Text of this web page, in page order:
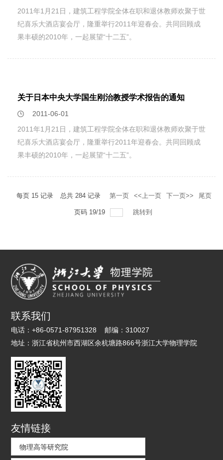
2011年1月21日，建筑工程学院全体在职和退休教师欢聚于世
纪喜乐大酒店宴会厅，隆重举行2011年迎春会。共同回顾成
果丰硕的2010年，一起展望“十二五”。
关于日本中央大学国生刚治教授学术报告的通知
2011-06-01
2011年1月21日，建筑工程学院全体在职和退休教师欢聚于世
纪喜乐大酒店宴会厅，隆重举行2011年迎春会。共同回顾成
果丰硕的2010年，一起展望“十二五”。
每页 15 记录 总共 284 记录 第一页 <<上一页 下一页>> 尾页
页码 19/19 跳转到
联系我们
电话：+86-0571-87951328 邮编：310027
地址：浙江省杭州市西湖区余杭塘路866号浙江大学物理学院
友情链接
物理高等研究院